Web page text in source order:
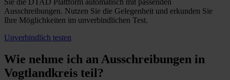
Ausschreibungen. Nutzen Sie die Gelegenheit und erkunden Sie
Ihre Möglichkeiten im unverbindlichen Test.
Unverbindlich testen
Wie nehme ich an Ausschreibungen in
Vogtlandkreis teil?